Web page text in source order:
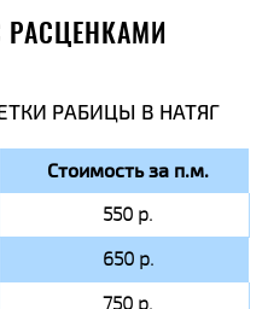
РАСЦЕНКАМИ
РАБИЦЫ В НАТЯГ
Стоимость за п.м.
550 р.
650 р.
750 р.